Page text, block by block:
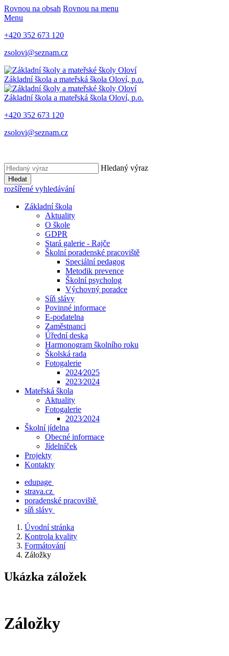
Rovnou na obsah Rovnou na menu
Menu
+420 352 673 120
zsolovi@seznam.cz
Základní škola a mateřská škola Oloví, p.o.
Základní škola a mateřská škola Oloví, p.o.
+420 352 673 120
zsolovi@seznam.cz
Hledaný výraz
Hledat
rozšířené vyhledávání
Základní škola
Aktuality
O škole
GDPR
Stará galerie - Rajče
Školní poradenské pracoviště
Speciální pedagog
Metodik prevence
Školní psycholog
Výchovný poradce
Síň slávy
Povinné informace
E-podatelna
Zaměstnanci
Úřední deska
Harmonogram školního roku
Školská rada
Fotogalerie
2024⁄2025
2023⁄2024
Mateřská škola
Aktuality
Fotogalerie
2023⁄2024
Školní jídelna
Obecné informace
Jídelníček
Projekty
Kontakty
edupage
strava.cz
poradenské pracoviště
síň slávy
Úvodní stránka
Kontrola kvality
Formátování
Záložky
Ukázka záložek
Záložky